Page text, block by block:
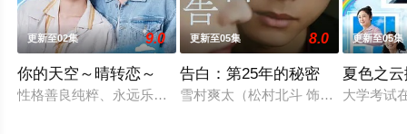
更新至02集 9.0
你的天空～晴转恋～
性格善良纯粹、永远乐观开朗的阳光少年舟濑阳向（福田步汰
更新至05集 8.0
告白：第25年的秘密
雪村爽太（松村北斗 饰）自幼因一
更新至05集
夏色之
大学考试